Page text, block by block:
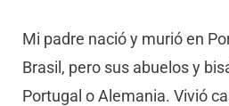
Mi padre nació y murió en
Brasil, pero sus abuelos y
Portugal o Alemania. Vivió